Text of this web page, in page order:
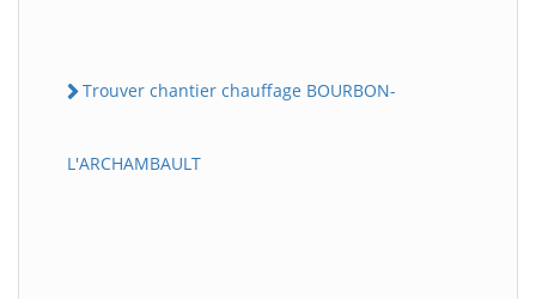
Trouver chantier chauffage BOURBON-
L'ARCHAMBAULT